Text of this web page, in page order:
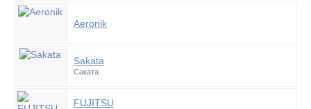
Aeronik
Sakata
Саката
FUJITSU